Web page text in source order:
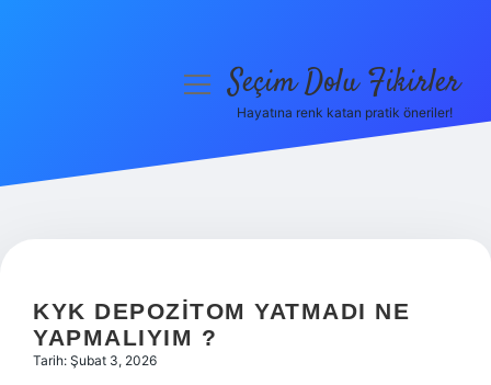
Hakkımızda
menüyüSeçim Dolu Fikirler
Hayatına renk katan pratik öneriler!
KYK DEPOZITOM YATMADI NE
YAPMALIYIM ?
Tarih: Şubat 3, 2026